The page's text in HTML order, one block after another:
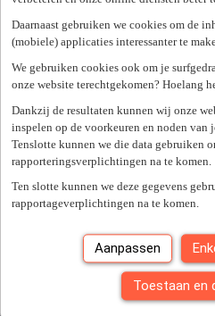
Daarnaast gebruiken we cookies om de
(mobiele) applicaties interessanter te
We gebruiken cookies ook om je
onze website terechtgekomen? Hoelang
Dankzij de resultaten kunnen wij onze
inspelen op de voorkeuren en noden van
Tenslotte kunnen we die data gebruiken
rapporteringsverplichtingen na te komen.
Ten slotte kunnen we deze gegevens
rapportageverplichtingen na te komen.
Aanpassen
Toestaan en
Brussels Hoofdstedelijk Gewest
Sluiten
Freelance Key Account
1082 sint-agatha-berchem
Freelance
Gepubliceerd op 24/07/2026
jobs gezien.